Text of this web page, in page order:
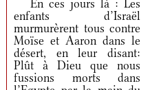
En ces jours là : Les
enfants d’Israël
murmurèrent tous contre
Moïse et Aaron dans le
désert, en leur disant:
Plût à Dieu que nous
fussions morts dans